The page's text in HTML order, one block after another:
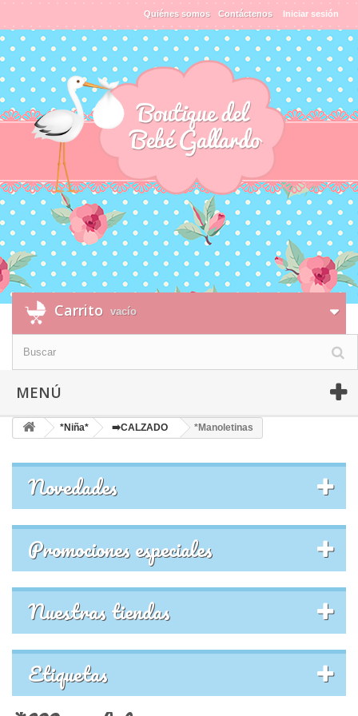
Iniciar sesión
Quiénes somos Contáctenos
Carrito vacío
MENÚ
*Niña* ➡️CALZADO *Manoletinas
Novedades
Promociones especiales
Nuestras tiendas
Etiquetas